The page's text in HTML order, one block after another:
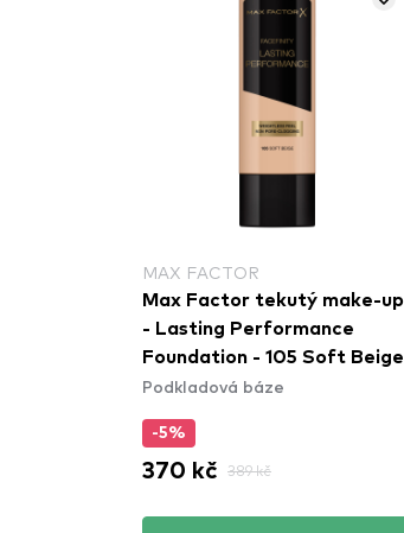
MAX FACTOR
Max Factor tekutý make-up
- Lasting Performance
Foundation - 105 Soft Beige
Podkladová báze
-5%
370 kč 389 kč